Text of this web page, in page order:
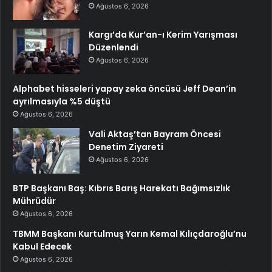
Ağustos 6, 2026
Kargı’da Kur’an-ı Kerim Yarışması
Düzenlendi
Ağustos 6, 2026
Alphabet hisseleri yapay zeka öncüsü Jeff Dean’in
ayrılmasıyla %5 düştü
Ağustos 6, 2026
Vali Aktaş’tan Bayram Öncesi
Denetim Ziyareti
Ağustos 6, 2026
BTP Başkanı Baş: Kıbrıs Barış Harekatı Bağımsızlık
Mührüdür
Ağustos 6, 2026
TBMM Başkanı Kurtulmuş Yarın Kemal Kılıçdaroğlu’nu
Kabul Edecek
Ağustos 6, 2026